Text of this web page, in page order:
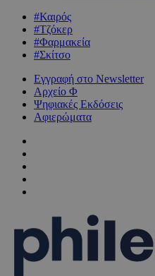
#Καιρός
#Τζόκερ
#Φαρμακεία
#Σκίτσο
Εγγραφή στο Newsletter
Αρχείο Φ
Ψηφιακές Εκδόσεις
Αφιερώματα